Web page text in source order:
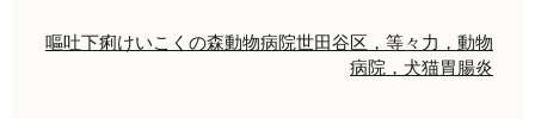
嘔吐下痢けいこくの森動物病院世田谷区，等々力，動物
病院，犬猫胃腸炎